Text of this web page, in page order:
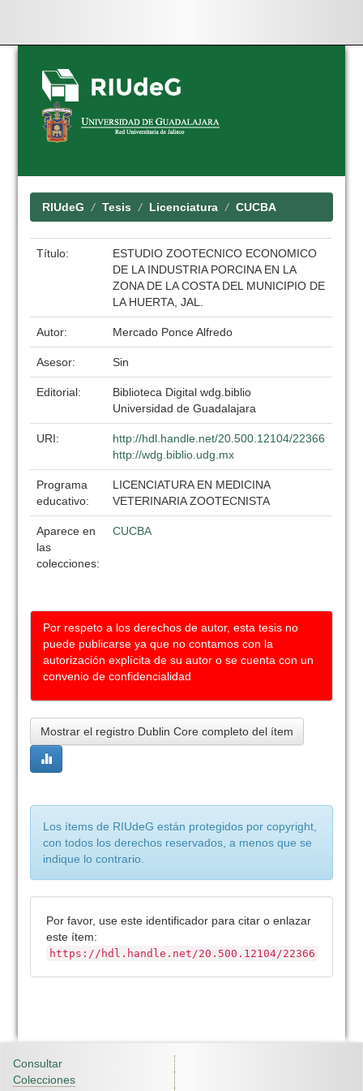
Skip
navigation
RIUdeG Tesis Licenciatura CUCBA
Título:
ESTUDIO ZOOTECNICO ECONOMICO
DE LA INDUSTRIA PORCINA EN LA
ZONA DE LA COSTA DEL MUNICIPIO DE
LA HUERTA, JAL.
Autor: Mercado Ponce Alfredo
Asesor: Sin
Editorial:
Biblioteca Digital wdg.biblio
Universidad de Guadalajara
URI:
http://hdl.handle.net/20.500.12104/22366
http://wdg.biblio.udg.mx
Programa
educativo:
LICENCIATURA EN MEDICINA
VETERINARIA ZOOTECNISTA
Aparece en
las
colecciones:
CUCBA
Por respeto a los derechos de autor, esta tesis no
puede publicarse ya que no contamos con la
autorización explícita de su autor o se cuenta con un
convenio de confidencialidad
Mostrar el registro Dublin Core completo del ítem
Los ítems de RIUdeG están protegidos por copyright,
con todos los derechos reservados, a menos que se
indique lo contrario.
Por favor, use este identificador para citar o enlazar
este ítem:
https://hdl.handle.net/20.500.12104/22366
Consultar
Colecciones